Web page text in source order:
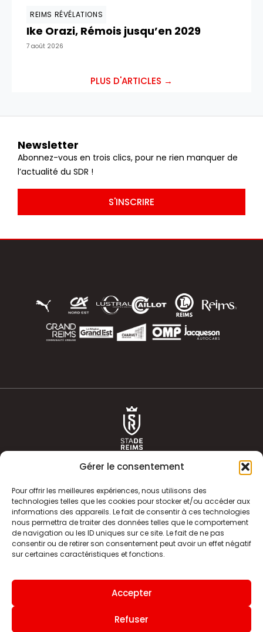
Gérer le consentement
Pour offrir les meilleures expériences, nous utilisons des
technologies telles que les cookies pour stocker et/ou accéder aux
informations des appareils. Le fait de consentir à ces technologies
nous permettra de traiter des données telles que le comportement
de navigation ou les ID uniques sur ce site. Le fait de ne pas
consentir ou de retirer son consentement peut avoir un effet négatif
sur certaines caractéristiques et fonctions.
Accepter
Refuser
REIMS RÉVÉLATIONS
Ike Orazi, Rémois jusqu’en 2029
7 août 2026
PLUS D'ARTICLES →
Newsletter
Abonnez-vous en trois clics, pour ne rien manquer de
l’actualité du SDR !
S'INSCRIRE
ACTUALITÉS
CLUB
BOUTIQUE
HISTOIRE
ÉQUIPE PREMIERE
INFOS ET CONTACT